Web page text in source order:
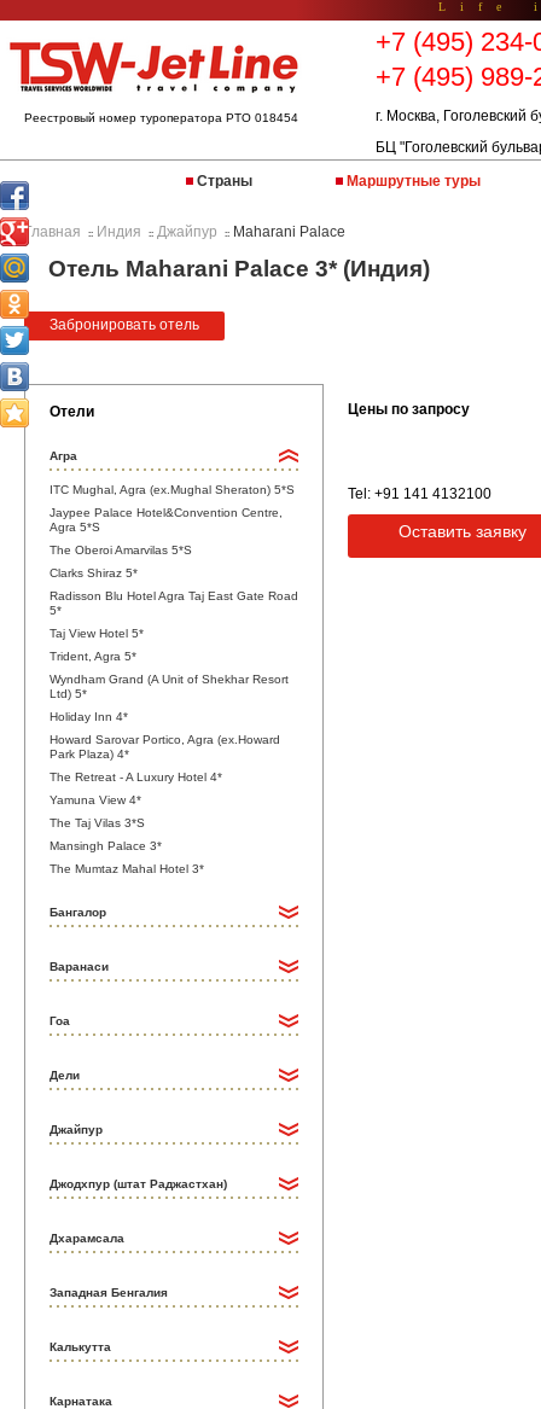
Life
Реестровый номер туроператора РТО 018454
+7 (495) 234-
+7 (495) 989-
г. Москва, Гоголевский
БЦ "Гоголевский
Страны
Маршрутные туры
Главная :: Индия :: Джайпур :: Maharani Palace
Отель Maharani Palace 3* (Индия)
Забронировать отель
Отели
Агра
ITC Mughal, Agra (ex.Mughal Sheraton) 5*S
Jaypee Palace Hotel&Convention Centre,
Agra 5*S
The Oberoi Amarvilas 5*S
Clarks Shiraz 5*
Radisson Blu Hotel Agra Taj East Gate Road
5*
Taj View Hotel 5*
Trident, Agra 5*
Wyndham Grand (A Unit of Shekhar Resort
Ltd) 5*
Holiday Inn 4*
Howard Sarovar Portico, Agra (ex.Howard
Park Plaza) 4*
The Retreat - A Luxury Hotel 4*
Yamuna View 4*
The Taj Vilas 3*S
Mansingh Palace 3*
The Mumtaz Mahal Hotel 3*
Бангалор
Варанаси
Гоа
Дели
Джайпур
Джодхпур (штат Раджастхан)
Дхарамсала
Западная Бенгалия
Калькутта
Карнатака
Цены по запросу
Tel: +91 141 4132100
Оставить заявку